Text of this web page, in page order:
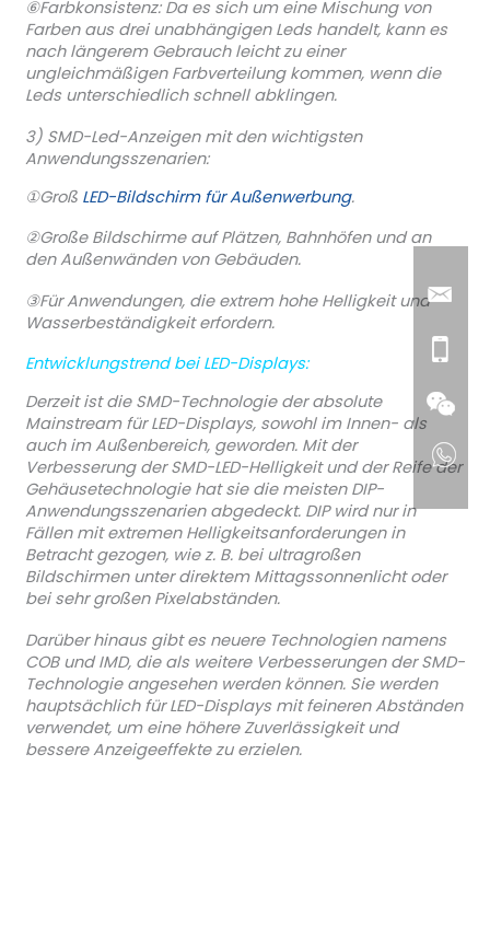
⑥Farbkonsistenz: Da es sich um eine Mischung von
Farben aus drei unabhängigen Leds handelt, kann es
nach längerem Gebrauch leicht zu einer
ungleichmäßigen Farbverteilung kommen, wenn die
Leds unterschiedlich schnell abklingen.
3) SMD-Led-Anzeigen mit den wichtigsten
Anwendungsszenarien:
①Groß LED-Bildschirm für Außenwerbung.
②Große Bildschirme auf Plätzen, Bahnhöfen und an
den Außenwänden von Gebäuden.
③Für Anwendungen, die extrem hohe Helligkeit und
Wasserbeständigkeit erfordern.
Entwicklungstrend bei LED-Displays:
Derzeit ist die SMD-Technologie der absolute
Mainstream für LED-Displays, sowohl im Innen- als
auch im Außenbereich, geworden. Mit der
Verbesserung der SMD-LED-Helligkeit und der Reife der
Gehäusetechnologie hat sie die meisten DIP-
Anwendungsszenarien abgedeckt. DIP wird nur in
Fällen mit extremen Helligkeitsanforderungen in
Betracht gezogen, wie z. B. bei ultragroßen
Bildschirmen unter direktem Mittagssonnenlicht oder
bei sehr großen Pixelabständen.
Darüber hinaus gibt es neuere Technologien namens
COB und IMD, die als weitere Verbesserungen der SMD-
Technologie angesehen werden können. Sie werden
hauptsächlich für LED-Displays mit feineren Abständen
verwendet, um eine höhere Zuverlässigkeit und
bessere Anzeigeeffekte zu erzielen.